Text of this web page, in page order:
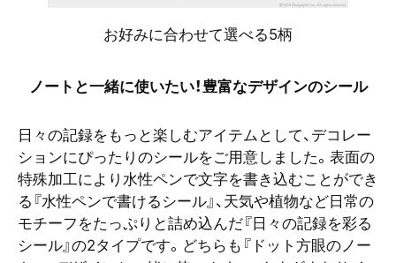
お好みに合わせて選べる5柄
ノートと一緒に使いたい！豊富なデザインのシール
日々の記録をもっと楽しむアイテムとして、デコレー
ションにぴったりのシールをご用意しました。表面の
特殊加工により水性ペンで文字を書き込むことができ
る『水性ペンで書けるシール』、天気や植物など日常の
モチーフをたっぷりと詰め込んだ『日々の記録を彩る
シール』の2タイプです。どちらも『ドット方眼のノー